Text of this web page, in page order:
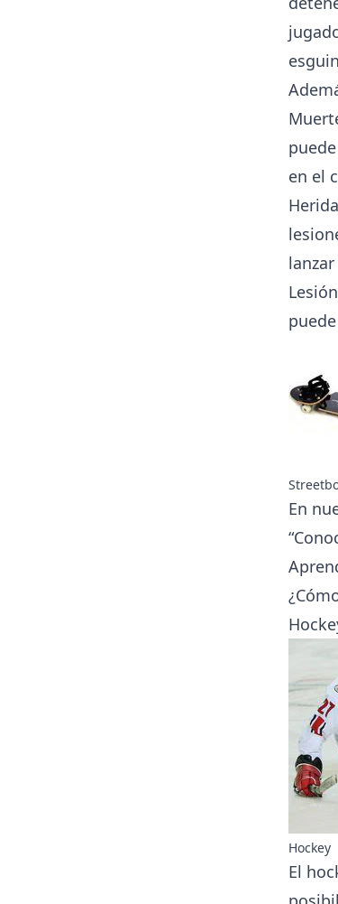
en el
En
Hockey
El